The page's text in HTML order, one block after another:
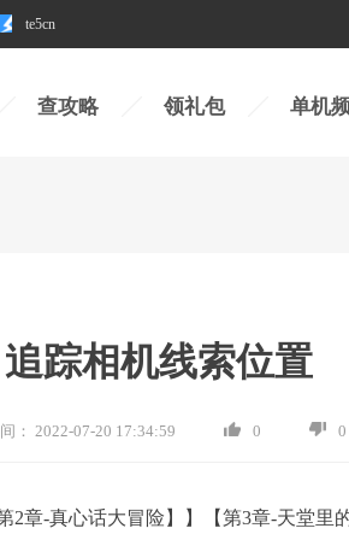
te5cn
查攻略 领礼包 单机
踪相机线索位置
： 2022-07-20 17:34:59 0 0
2章-真心话大冒险】】【第3章-天堂里